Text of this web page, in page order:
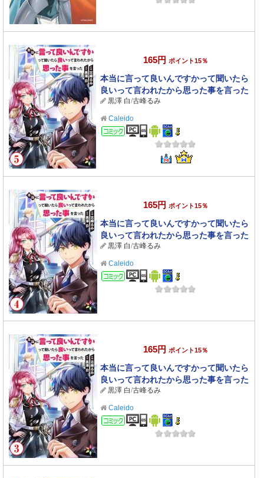
165円 ポイント15％
本当に言って良いんですかって聞いたら
良いって言われたから思った事を言った
5 黒澤 白/古峰るみ
Caleido
コミック
165円 ポイント15％
本当に言って良いんですかって聞いたら
良いって言われたから思った事を言った
4 黒澤 白/古峰るみ
Caleido
コミック
165円 ポイント15％
本当に言って良いんですかって聞いたら
良いって言われたから思った事を言った
3 黒澤 白/古峰るみ
Caleido
コミック